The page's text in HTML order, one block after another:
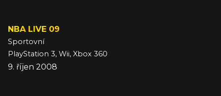
NBA LIVE 09
Sportovní
PlayStation 3, Wii, Xbox 360
9. říjen 2008